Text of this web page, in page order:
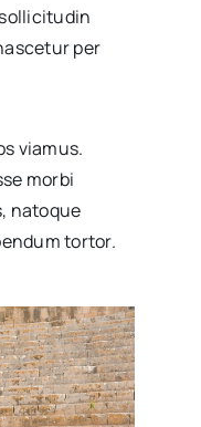
per
viamus.
morbi
natoque
tortor.